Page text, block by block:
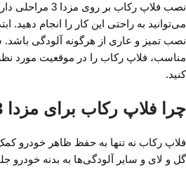
نصب فلاپ رکاب بر
می‌توانید به راحتی این کار را انجام دهید.
نصب تمیز و عاری از هرگونه آلودگی باشد.
مناسب، فلاپ رکاب را در موقعیت مورد
کنید.
چرا فلاپ رکاب برای مزدا 3 ضروری است؟
فلاپ رکاب نه تنها به حفظ ظاهر خودرو
گل و لای و سایر آلودگی‌ها به بدنه خودرو